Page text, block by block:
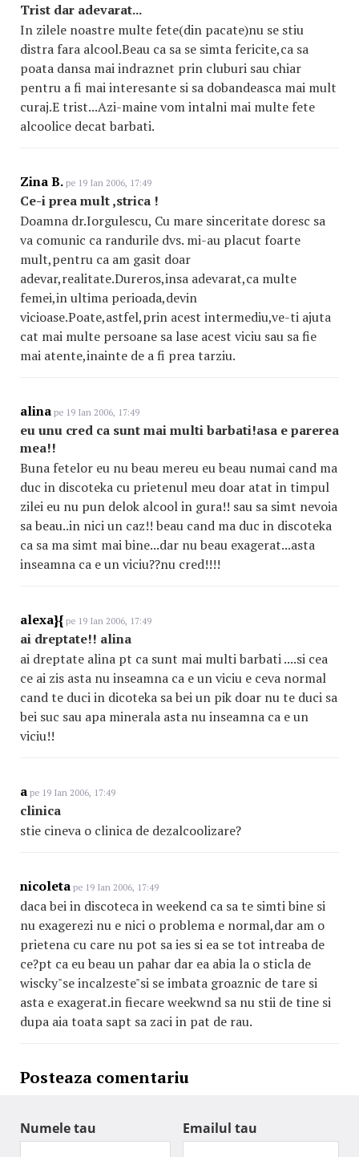
Trist dar adevarat...
In zilele noastre multe fete(din pacate)nu se stiu
distra fara alcool.Beau ca sa se simta fericite,ca sa
poata dansa mai indraznet prin cluburi sau chiar
pentru a fi mai interesante si sa dobandeasca mai mult
curaj.E trist...Azi-maine vom intalni mai multe fete
alcoolice decat barbati.
Zina B. pe 19 Ian 2006, 17:49
Ce-i prea mult ,strica !
Doamna dr.Iorgulescu, Cu mare sinceritate doresc sa
va comunic ca randurile dvs. mi-au placut foarte
mult,pentru ca am gasit doar
adevar,realitate.Dureros,insa adevarat,ca multe
femei,in ultima perioada,devin
vicioase.Poate,astfel,prin acest intermediu,ve-ti ajuta
cat mai multe persoane sa lase acest viciu sau sa fie
mai atente,inainte de a fi prea tarziu.
alina pe 19 Ian 2006, 17:49
eu unu cred ca sunt mai multi barbati!asa e parerea
mea!!
Buna fetelor eu nu beau mereu eu beau numai cand ma
duc in discoteka cu prietenul meu doar atat in timpul
zilei eu nu pun delok alcool in gura!! sau sa simt nevoia
sa beau..in nici un caz!! beau cand ma duc in discoteka
ca sa ma simt mai bine...dar nu beau exagerat...asta
inseamna ca e un viciu??nu cred!!!!
alexa}{ pe 19 Ian 2006, 17:49
ai dreptate!! alina
ai dreptate alina pt ca sunt mai multi barbati ....si cea
ce ai zis asta nu inseamna ca e un viciu e ceva normal
cand te duci in dicoteka sa bei un pik doar nu te duci sa
bei suc sau apa minerala asta nu inseamna ca e un
viciu!!
a pe 19 Ian 2006, 17:49
clinica
stie cineva o clinica de dezalcoolizare?
nicoleta pe 19 Ian 2006, 17:49
daca bei in discoteca in weekend ca sa te simti bine si
nu exagerezi nu e nici o problema e normal,dar am o
prietena cu care nu pot sa ies si ea se tot intreaba de
ce?pt ca eu beau un pahar dar ea abia la o sticla de
wiscky"se incalzeste"si se imbata groaznic de tare si
asta e exagerat.in fiecare weekwnd sa nu stii de tine si
dupa aia toata sapt sa zaci in pat de rau.
Posteaza comentariu
Numele tau Emailul tau